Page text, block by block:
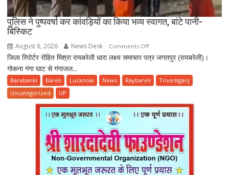
पुलिस ने पुष्पवर्षा कर कांवड़ियों का किया भव्य स्वागत, बांटे पानी-
बिस्किट
August 8, 2026 News Desk Comments Offon
पुलिस
पुष्पवर्षा
का
भव्य
स्वागत,
बांटे
पानी-
जिला रिपोर्टर रोहित मिश्रा रायबरेली धारा लक्ष्य समाचार पत्र जगतपुर (रायबरेली)।
गोकना गंगा घाट से गंगाजल...
Barabanki Bareli Lucknow News Raybareli
Trivediganj
Uncategorized
UP